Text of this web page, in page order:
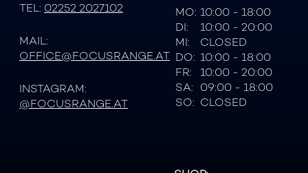
TEL: 02252 2027102
MAIL:
OFFICE@FOCUSRANGE.AT
INSTAGRAM:
@FOCUSRANGE.AT
MO: 10:00 - 18:00
DI:
10:00 - 20:00
MI:
CLOSED
DO: 10:00 - 18:00
FR:
10:00 - 20:00
SA: 09:00 - 18:00
SO: CLOSED